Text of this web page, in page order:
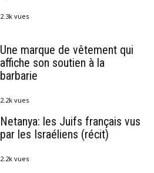
2.3k vues
Une marque de vêtement qui
affiche son soutien à la
barbarie
2.2k vues
Netanya: les Juifs français vus
par les Israéliens (récit)
2.2k vues